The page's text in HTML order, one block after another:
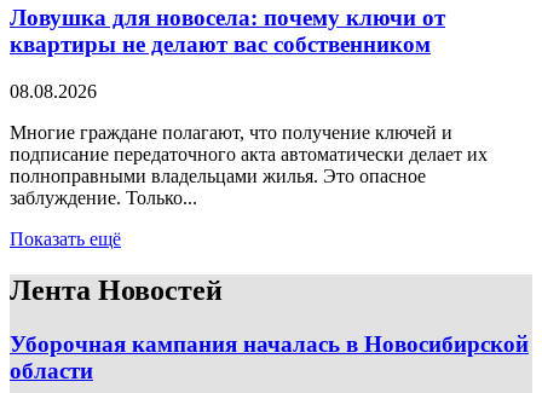
Ловушка для новосела: почему ключи от
квартиры не делают вас собственником
08.08.2026
Многие граждане полагают, что получение ключей и
подписание передаточного акта автоматически делает их
полноправными владельцами жилья. Это опасное
заблуждение. Только...
Показать ещё
Лента Новостей
Уборочная кампания началась в Новосибирской
области